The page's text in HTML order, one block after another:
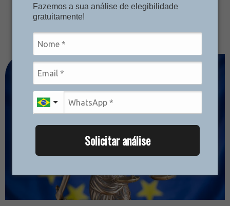
Fazemos a sua análise de elegibilidade
gratuitamente!
Solicitar análise
Consulados italianos no Brasil: guia
completo com circunscrições e serviços
em 2026